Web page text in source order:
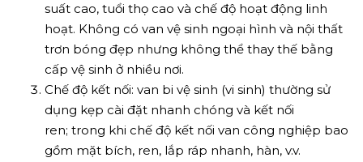
suất cao, tuổi thọ cao và chế độ hoạt động linh
hoạt. Không có van vệ sinh ngoại hình và nội thất
trơn bóng đẹp nhưng không thể thay thế bằng
cấp vệ sinh ở nhiều nơi.
Chế độ kết nối: van bi vệ sinh (vi sinh) thường sử
dụng kẹp cài đặt nhanh chóng và kết nối
ren; trong khi chế độ kết nối van công nghiệp bao
gồm mặt bích, ren, lắp ráp nhanh, hàn, v.v.